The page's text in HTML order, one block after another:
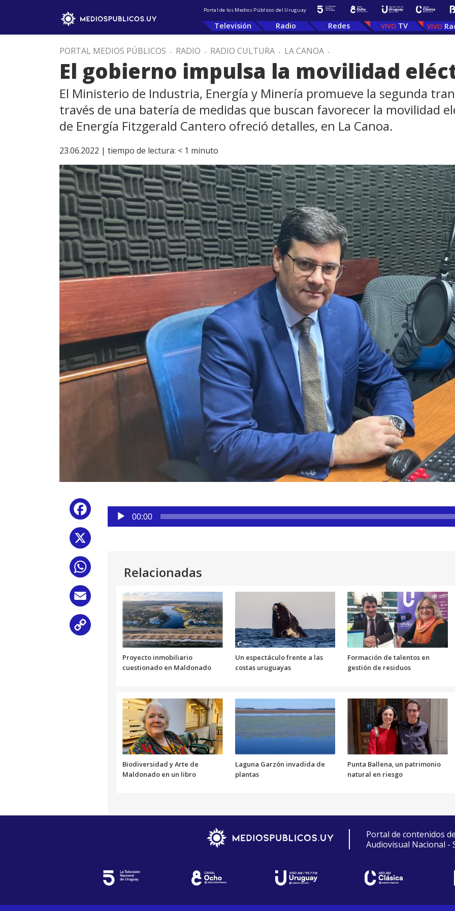
Portal de los Medios Públicos del Uruguay
Televisión Radio Redes TV
PORTAL MEDIOS PÚBLICOS . RADIO . RADIO CULTURA . LA CANOA .
El gobierno impulsa la movilidad
El Ministerio de Industria, Energía y Minería promueve la segunda
través de una batería de medidas que buscan favorecer la movilidad
de Energía Fitzgerald Cantero ofreció detalles, en La Canoa.
23.06.2022 | tiempo de lectura: < 1 minuto
Facebook
WhatsApp
Reproductor
audio
00:00
Relacionadas
Proyecto inmobiliario
cuestionado en Maldonado
Un espectáculo frente a las
costas uruguayas
Formación de talentos en
gestión de residuos
Biodiversidad y Arte de
Maldonado en un libro
Laguna Garzón invadida de
plantas
Punta Ballena, un patrimonio
natural en riesgo
Portal de contenidos
Audiovisual Nacional -